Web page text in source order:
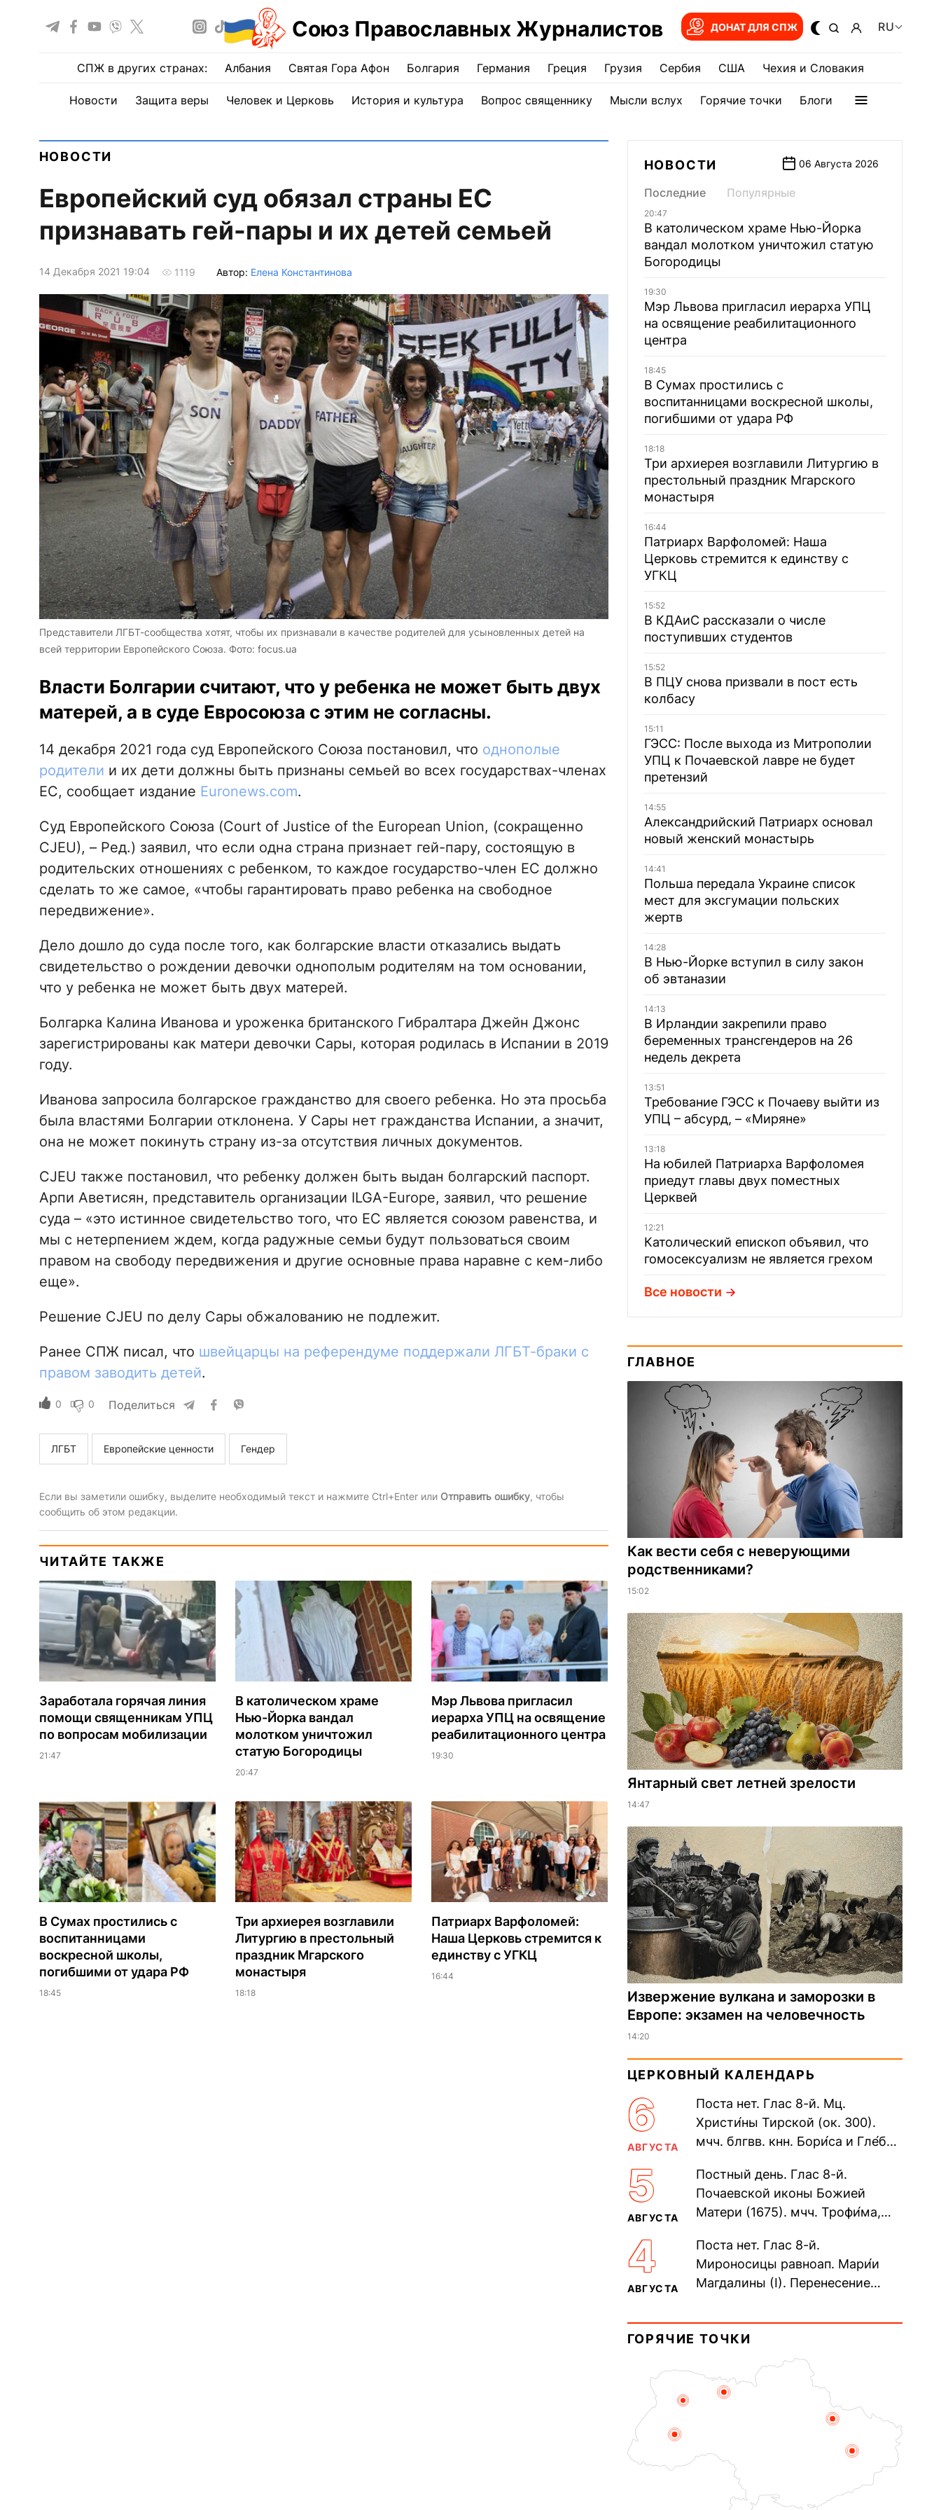
Союз Православных Журналистов ДОНАТ ДЛЯ СПЖ RU
СПЖ в других странах: Албания Святая Гора Афон Болгария Германия Греция Грузия Сербия США Чехия и Словакия
Новости Защита веры Человек и Церковь История и культура Вопрос священнику Мысли вслух Горячие точки Блоги
НОВОСТИ
Европейский суд обязал страны ЕС
признавать гей-пары и их детей семьей
14 Декабря 2021 19:04 1119 Автор: Елена Константинова
Представители ЛГБТ-сообщества хотят, чтобы их признавали в качестве родителей для усыновленных детей на
всей территории Европейского Союза. Фото: focus.ua
Власти Болгарии считают, что у ребенка не может быть двух
матерей, а в суде Евросоюза с этим не согласны.
14 декабря 2021 года суд Европейского Союза постановил, что однополые
родители и их дети должны быть признаны семьей во всех государствах-членах
ЕС, сообщает издание Еuronews.com.
Суд Европейского Союза (Court of Justice of the European Union, (сокращенно
CJEU), – Ред.) заявил, что если одна страна признает гей-пару, состоящую в
родительских отношениях с ребенком, то каждое государство-член ЕС должно
сделать то же самое, «чтобы гарантировать право ребенка на свободное
передвижение».
Дело дошло до суда после того, как болгарские власти отказались выдать
свидетельство о рождении девочки однополым родителям на том основании,
что у ребенка не может быть двух матерей.
Болгарка Калина Иванова и уроженка британского Гибралтара Джейн Джонс
зарегистрированы как матери девочки Сары, которая родилась в Испании в 2019
году.
Иванова запросила болгарское гражданство для своего ребенка. Но эта просьба
была властями Болгарии отклонена. У Сары нет гражданства Испании, а значит,
она не может покинуть страну из-за отсутствия личных документов.
CJEU также постановил, что ребенку должен быть выдан болгарский паспорт.
Арпи Аветисян, представитель организации ILGA-Europe, заявил, что решение
суда – «это истинное свидетельство того, что ЕС является союзом равенства, и
мы с нетерпением ждем, когда радужные семьи будут пользоваться своим
правом на свободу передвижения и другие основные права наравне с кем-либо
еще».
Решение CJEU по делу Сары обжалованию не подлежит.
Ранее СПЖ писал, что швейцарцы на референдуме поддержали ЛГБТ-браки с
правом заводить детей.
0 0 Поделиться
ЛГБТ Европейские ценности Гендер
Если вы заметили ошибку, выделите необходимый текст и нажмите Ctrl+Enter или Отправить ошибку, чтобы
сообщить об этом редакции.
ЧИТАЙТЕ ТАКЖЕ
Заработала горячая линия
помощи священникам УПЦ
по вопросам мобилизации
21:47
В католическом храме
Нью-Йорка вандал
молотком уничтожил
статую Богородицы
20:47
Мэр Львова пригласил
иерарха УПЦ на освящение
реабилитационного центра
19:30
В Сумах простились с
воспитанницами
воскресной школы,
погибшими от удара РФ
18:45
Три архиерея возглавили
Литургию в престольный
праздник Мгарского
монастыря
18:18
Патриарх Варфоломей:
Наша Церковь стремится к
единству с УГКЦ
16:44
НОВОСТИ 06 Августа 2026
Последние Популярные
20:47
В католическом храме Нью-Йорка
вандал молотком уничтожил статую
Богородицы
19:30
Мэр Львова пригласил иерарха УПЦ
на освящение реабилитационного
центра
18:45
В Сумах простились с
воспитанницами воскресной школы,
погибшими от удара РФ
18:18
Три архиерея возглавили Литургию в
престольный праздник Мгарского
монастыря
16:44
Патриарх Варфоломей: Наша
Церковь стремится к единству с
УГКЦ
15:52
В КДАиС рассказали о числе
поступивших студентов
15:52
В ПЦУ снова призвали в пост есть
колбасу
15:11
ГЭСС: После выхода из Митрополии
УПЦ к Почаевской лавре не будет
претензий
14:55
Александрийский Патриарх основал
новый женский монастырь
14:41
Польша передала Украине список
мест для эксгумации польских
жертв
14:28
В Нью-Йорке вступил в силу закон
об эвтаназии
14:13
В Ирландии закрепили право
беременных трансгендеров на 26
недель декрета
13:51
Требование ГЭСС к Почаеву выйти из
УПЦ – абсурд, – «Миряне»
13:18
На юбилей Патриарха Варфоломея
приедут главы двух поместных
Церквей
12:21
Католический епископ объявил, что
гомосексуализм не является грехом
Все новости
ГЛАВНОЕ
Как вести себя с неверующими
родственниками?
15:02
Янтарный свет летней зрелости
14:47
Извержение вулкана и заморозки в
Европе: экзамен на человечность
14:20
ЦЕРКОВНЫЙ КАЛЕНДАРЬ
6
АВГУСТА
Поста нет. Глас 8-й. Мц.
Христи́ны Тирской (ок. 300).
мчч. блгвв. кнн. Бори́са и Гле́ба,
Дави́да (1015). Прп....
5
АВГУСТА
Постный день. Глас 8-й.
Почаевской иконы Божией
Матери (1675). мчч. Трофи́ма,
мучеников (284–305). прав.
воина Фео́дора...
4
АВГУСТА
Поста нет. Глас 8-й.
Мироносицы равноап. Мари́и
Магдалины (I). Перенесение
Синопского (403–404). Прп.
Корни́лия...
ГОРЯЧИЕ ТОЧКИ